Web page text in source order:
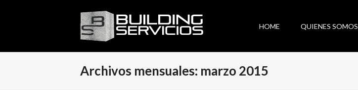
HOME QUIENES SOMOS
Archivos mensuales: marzo 2015